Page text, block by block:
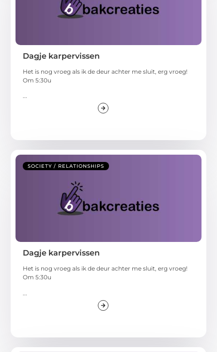
Dagje karpervissen
Het is nog vroeg als ik de deur achter me sluit, erg vroeg!
Om 5:30u
...
SOCIETY / RELATIONSHIPS
Dagje karpervissen
Het is nog vroeg als ik de deur achter me sluit, erg vroeg!
Om 5:30u